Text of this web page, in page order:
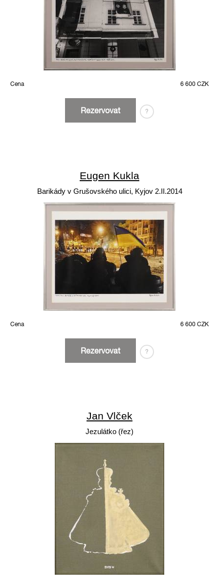
Cena 6 600 CZK
Rezervovat ?
Eugen Kukla
Barikády v Grušovského ulici, Kyjov 2.II.2014
Cena 6 600 CZK
Rezervovat ?
Jan Vlček
Jezulátko (řez)